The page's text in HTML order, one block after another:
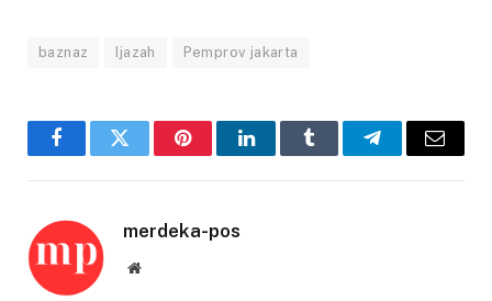
baznaz Ijazah Pemprov jakarta
FacebookTwitter PinterestLinkedInTumblr TelegramEmail
merdeka-pos
Website